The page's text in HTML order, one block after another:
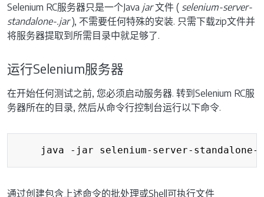
Selenium RC服务器只是一个Java jar文件 ( selenium-server-
standalone-.jar), 不需要任何特殊的安装. 只需下载zip文件并
将服务器提取到所需目录中就足够了.
运行Selenium服务器
在开始任何测试之前, 您必须启动服务器. 转到Selenium RC服
务器所在的目录, 然后从命令行控制台运行以下命令.
    java -jar selenium-server-standalone-
通过创建包含上述命令的批处理或Shell可执行文件